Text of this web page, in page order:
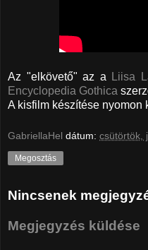
Az "elkövető" az a Liisa
Encyclopedia Gothica
A kisfilm készítése nyomon
GabriellaHel dátum: csütörtök,
Megosztás
Nincsenek
Megjegyzés küldése